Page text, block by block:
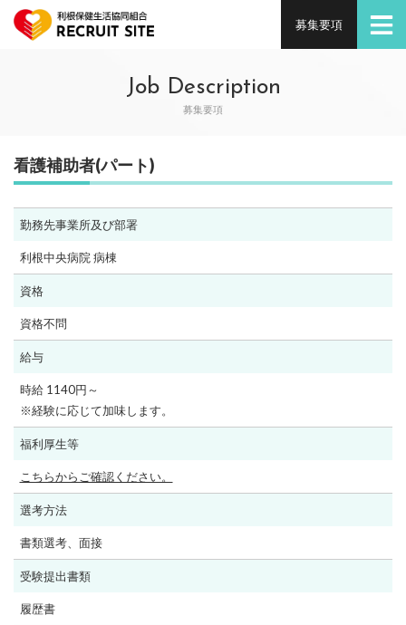
募集要項
募集要項
Job Description
看護補助者(パート)
勤務先事業所及び部署
利根中央病院 病棟
資格
資格不問
給与
時給 1140円～
※経験に応じて加味します。
福利厚生等
こちらからご確認ください。
選考方法
書類選考、面接
受験提出書類
履歴書